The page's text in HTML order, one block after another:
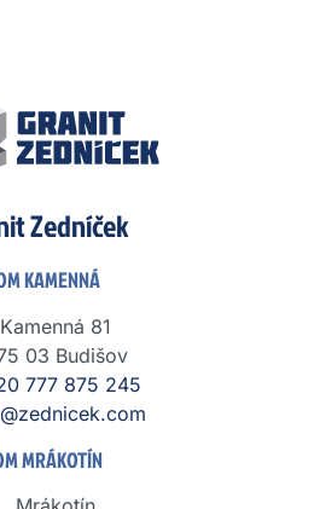
Zedníček
KAMENNÁ
777 875 245
Kamenná 81
03 Budišov
MRÁKOTÍN